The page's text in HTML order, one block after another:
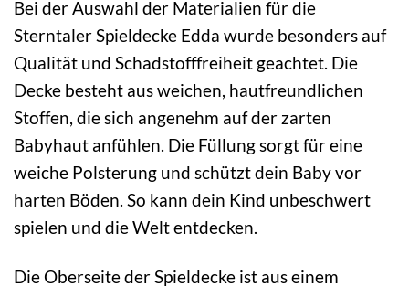
Bei der Auswahl der Materialien für die
Sterntaler Spieldecke Edda wurde besonders auf
Qualität und Schadstofffreiheit geachtet. Die
Decke besteht aus weichen, hautfreundlichen
Stoffen, die sich angenehm auf der zarten
Babyhaut anfühlen. Die Füllung sorgt für eine
weiche Polsterung und schützt dein Baby vor
harten Böden. So kann dein Kind unbeschwert
spielen und die Welt entdecken.
Die Oberseite der Spieldecke ist aus einem